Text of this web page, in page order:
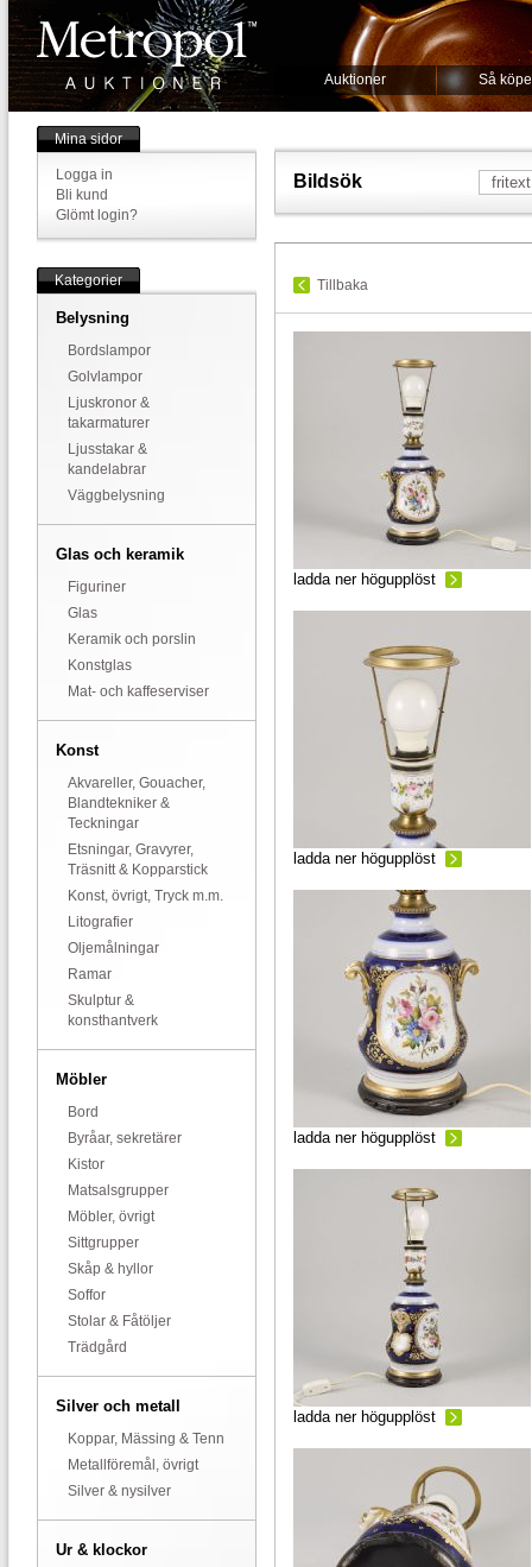
Auktioner Så
Mina sidor
Logga in
Bli kund
Glömt login?
Kategorier
Belysning
Bordslampor
Golvlampor
Ljuskronor &
takarmaturer
Ljusstakar &
kandelabrar
Väggbelysning
Glas och keramik
Figuriner
Glas
Keramik och porslin
Konstglas
Mat- och kaffeserviser
Konst
Akvareller, Gouacher,
Blandtekniker &
Teckningar
Etsningar, Gravyrer,
Träsnitt & Kopparstick
Konst, övrigt, Tryck m.m.
Litografier
Oljemålningar
Ramar
Skulptur &
konsthantverk
Möbler
Bord
Byråar, sekretärer
Kistor
Matsalsgrupper
Möbler, övrigt
Sittgrupper
Skåp & hyllor
Soffor
Stolar & Fåtöljer
Trädgård
Silver och metall
Koppar, Mässing & Tenn
Metallföremål, övrigt
Silver & nysilver
Ur & klockor
Bildsök
Tillbaka
ladda ner högupplöst
ladda ner högupplöst
ladda ner högupplöst
ladda ner högupplöst